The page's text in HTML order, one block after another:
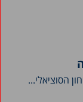
הסוציאלי...